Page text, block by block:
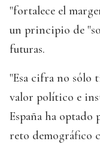
"fortalece el
un principio de
futuras.
"Esa cifra no sólo
valor político e
España ha
reto demográfico